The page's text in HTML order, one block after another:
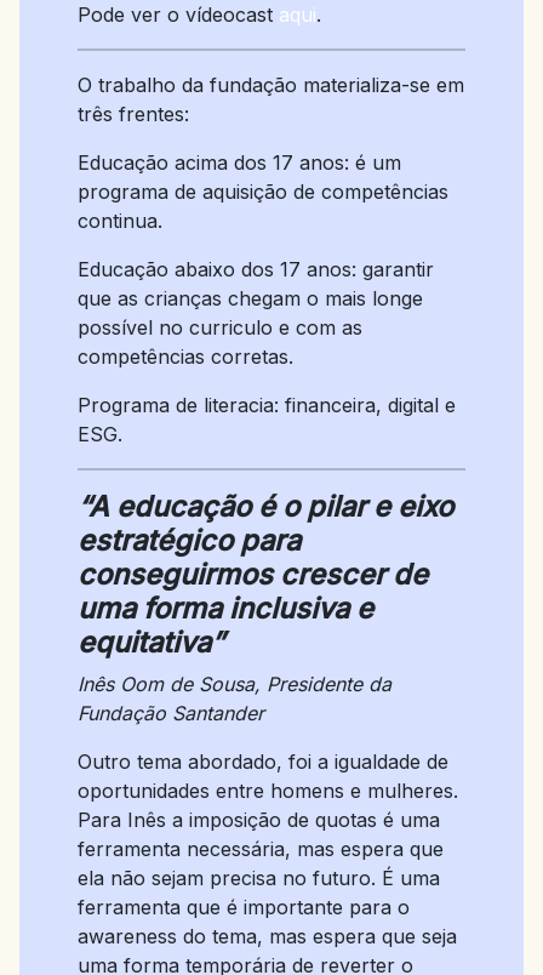
Pode ver o vídeocast aqui.
O trabalho da fundação materializa-se em
três frentes:
Educação acima dos 17 anos: é um
programa de aquisição de competências
continua.
Educação abaixo dos 17 anos: garantir
que as crianças chegam o mais longe
possível no curriculo e com as
competências corretas.
Programa de literacia: financeira, digital e
ESG.
“A educação é o pilar e eixo
estratégico para
conseguirmos crescer de
uma forma inclusiva e
equitativa”
Inês Oom de Sousa, Presidente da
Fundação Santander
Outro tema abordado, foi a igualdade de
oportunidades entre homens e mulheres.
Para Inês a imposição de quotas é uma
ferramenta necessária, mas espera que
ela não sejam precisa no futuro. É uma
ferramenta que é importante para o
awareness do tema, mas espera que seja
uma forma temporária de reverter o